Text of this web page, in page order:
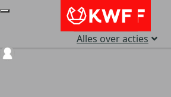
Alles over acties